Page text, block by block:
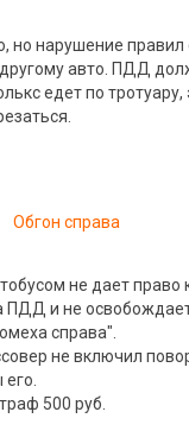
но нарушение
авто. ПДД
едет по тротуару,
Обгон справа
не дает право
ПДД и не
справа".
не включил
500 руб.